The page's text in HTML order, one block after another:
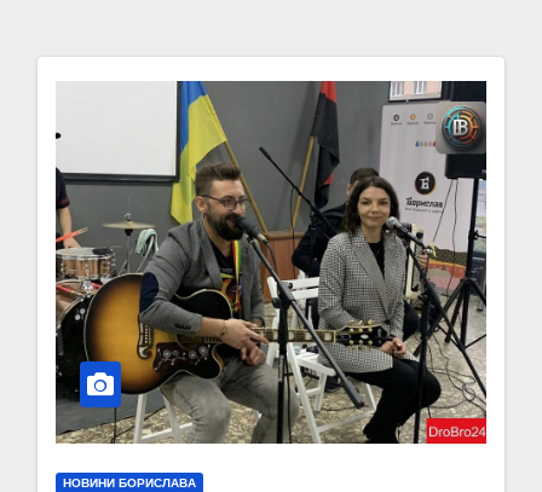
НОВИНИ БОРИСЛАВА